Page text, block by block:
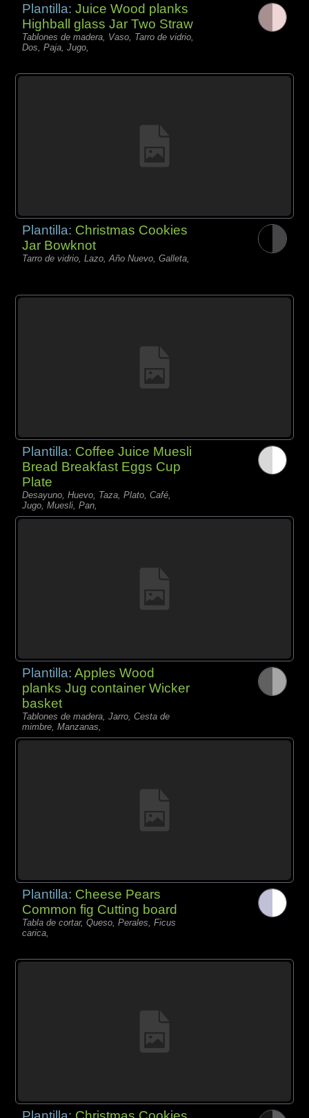
Plantilla:Juice Wood planks
Highball glass Jar Two Straw
Tablones de madera, Vaso, Tarro de vidrio,
Dos, Paja, Jugo,
Plantilla: Christmas Cookies
Jar Bowknot
Tarro de vidrio, Lazo, Año Nuevo, Galleta,
Plantilla: Coffee Juice Muesli
Bread Breakfast Eggs Cup
Plate
Desayuno, Huevo, Taza, Plato, Café,
Jugo, Muesli, Pan,
Plantilla:Apples Wood
planks Jug container Wicker
basket
Tablones de madera, Jarro, Cesta de
mimbre, Manzanas,
Plantilla: Cheese Pears
Common fig Cutting board
Tabla de cortar, Queso, Perales, Ficus
carica,